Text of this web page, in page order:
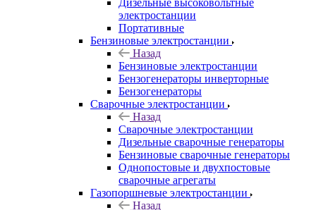
Дизельные высоковольтные
электростанции
Портативные
Бензиновые электростанции
Назад
Бензиновые электростанции
Бензогенераторы инверторные
Бензогенераторы
Сварочные электростанции
Назад
Сварочные электростанции
Дизельные сварочные генераторы
Бензиновые сварочные генераторы
Однопостовые и двухпостовые
сварочные агрегаты
Газопоршневые электростанции
Назад